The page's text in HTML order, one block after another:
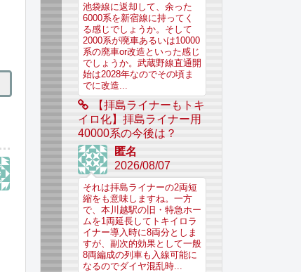
池袋線に返却して、余った
6000系を新宿線に持ってく
る感じでしょうか。そして
2000系が廃車あるいは10000
系の廃車or改造といった感じ
でしょうか。武蔵野線直通開
始は2028年なのでその頃ま
でに改造...
【拝島ライナーもトキ
イロ化】拝島ライナー用
40000系の今後は？
匿名
2026/08/07
それは拝島ライナーの2両短
縮をも意味しますね。一方
で、本川越駅の旧・特急ホー
ムを1両延長してトキイロラ
イナー導入時に8両分としま
すが、副次的効果として一般
8両編成の列車も入線可能に
なるのでダイヤ混乱時...